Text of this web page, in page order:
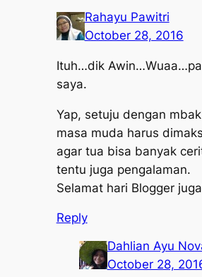
Rahayu Pawitri
October 28, 2016
Ituh…dik
saya.
Yap, setuju dengan
masa muda harus
agar tua bisa banyak
tentu juga pengalaman.
Selamat hari Blogger
Reply
Dahlian Ayu
October 28,